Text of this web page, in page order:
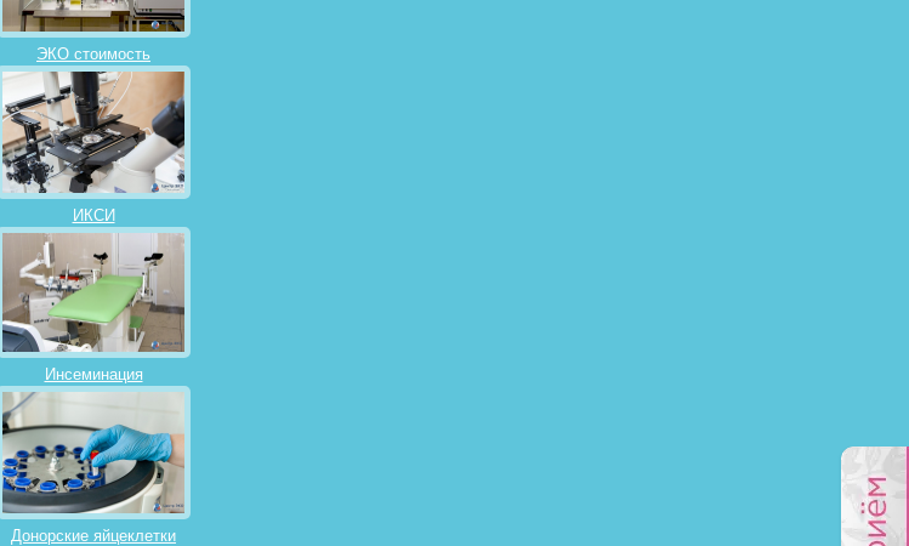
ЭКО стоимость
ИКСИ
Инсеминация
Донорские яйцеклетки